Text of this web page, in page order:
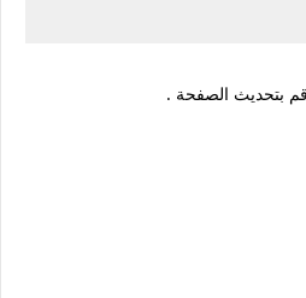
بتحديث الصفحة .